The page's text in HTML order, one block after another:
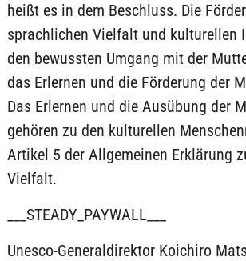
heißt es in dem Beschluss. Die
sprachlichen Vielfalt und kulturellen
den bewussten Umgang mit der
das Erlernen und die Förderung der
Das Erlernen und die Ausübung der
gehören zu den kulturellen
Artikel 5 der Allgemeinen Erklärung
Vielfalt.
___STEADY_PAYWALL___
Unesco-Generaldirektor Koichiro